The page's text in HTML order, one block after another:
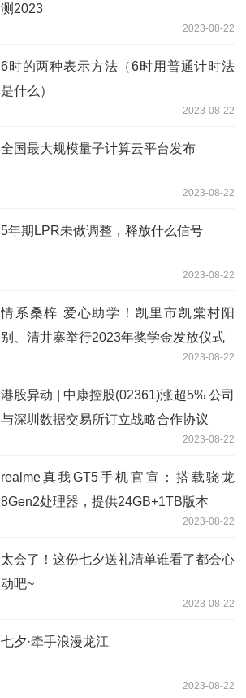
测2023
2023-08-22
6时的两种表示方法（6时用普通计时法
是什么）
2023-08-22
全国最大规模量子计算云平台发布
2023-08-22
5年期LPR未做调整，释放什么信号
2023-08-22
情系桑梓 爱心助学！凯里市凯棠村阳
别、清井寨举行2023年奖学金发放仪式
2023-08-22
港股异动 | 中康控股(02361)涨超5% 公司
与深圳数据交易所订立战略合作协议
2023-08-22
realme真我GT5手机官宣：搭载骁龙
8Gen2处理器，提供24GB+1TB版本
2023-08-22
太会了！这份七夕送礼清单谁看了都会心
动吧~
2023-08-22
七夕·牵手浪漫龙江
2023-08-22